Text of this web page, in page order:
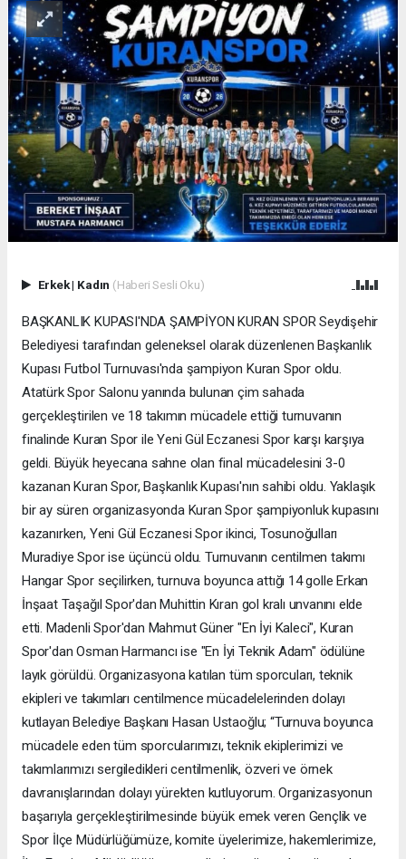
Erkek| Kadın (Haberi Sesli Oku)
BAŞKANLIK KUPASI'NDA ŞAMPİYON KURAN SPOR Seydişehir
Belediyesi tarafından geleneksel olarak düzenlenen Başkanlık
Kupası Futbol Turnuvası'nda şampiyon Kuran Spor oldu.
Atatürk Spor Salonu yanında bulunan çim sahada
gerçekleştirilen ve 18 takımın mücadele ettiği turnuvanın
finalinde Kuran Spor ile Yeni Gül Eczanesi Spor karşı karşıya
geldi. Büyük heyecana sahne olan final mücadelesini 3-0
kazanan Kuran Spor, Başkanlık Kupası'nın sahibi oldu. Yaklaşık
bir ay süren organizasyonda Kuran Spor şampiyonluk kupasını
kazanırken, Yeni Gül Eczanesi Spor ikinci, Tosunoğulları
Muradiye Spor ise üçüncü oldu. Turnuvanın centilmen takımı
Hangar Spor seçilirken, turnuva boyunca attığı 14 golle Erkan
İnşaat Taşağıl Spor'dan Muhittin Kıran gol kralı unvanını elde
etti. Madenli Spor'dan Mahmut Güner "En İyi Kaleci", Kuran
Spor'dan Osman Harmancı ise "En İyi Teknik Adam" ödülüne
layık görüldü. Organizasyona katılan tüm sporcuları, teknik
ekipleri ve takımları centilmence mücadelelerinden dolayı
kutlayan Belediye Başkanı Hasan Ustaoğlu; “Turnuva boyunca
mücadele eden tüm sporcularımızı, teknik ekiplerimizi ve
takımlarımızı sergiledikleri centilmenlik, özveri ve örnek
davranışlarından dolayı yürekten kutluyorum. Organizasyonun
başarıyla gerçekleştirilmesinde büyük emek veren Gençlik ve
Spor İlçe Müdürlüğümüze, komite üyelerimize, hakemlerimize,